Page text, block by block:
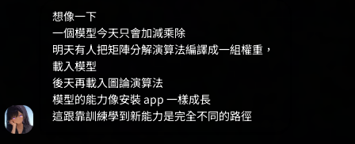
想像一下
一個模型今天只會加減乘除
明天有人把矩陣分解演算法編譯成一組權重，
載入模型
後天再載入圖論演算法
模型的能力像安裝 app 一樣成長
這跟靠訓練學到新能力是完全不同的路徑